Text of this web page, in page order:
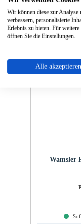
Wamsler
Wir können diese zur Analyse
verbessern, personalisierte
Erlebnis zu bieten. Für
öffnen Sie die Einstellungen.
Alle akzeptieren